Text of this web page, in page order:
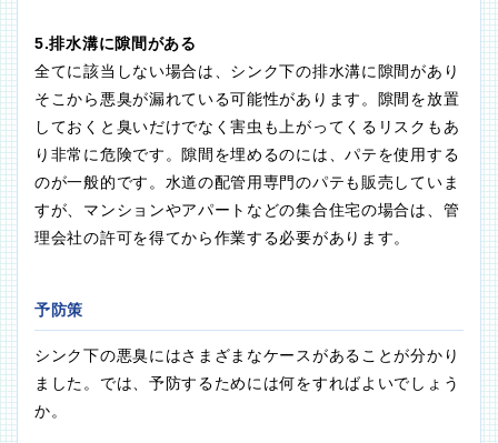
5.排水溝に隙間がある
全てに該当しない場合は、シンク下の排水溝に隙間があり
そこから悪臭が漏れている可能性があります。隙間を放置
しておくと臭いだけでなく害虫も上がってくるリスクもあ
り非常に危険です。隙間を埋めるのには、パテを使用する
のが一般的です。水道の配管用専門のパテも販売していま
すが、マンションやアパートなどの集合住宅の場合は、管
理会社の許可を得てから作業する必要があります。
予防策
シンク下の悪臭にはさまざまなケースがあることが分かり
ました。では、予防するためには何をすればよいでしょう
か。